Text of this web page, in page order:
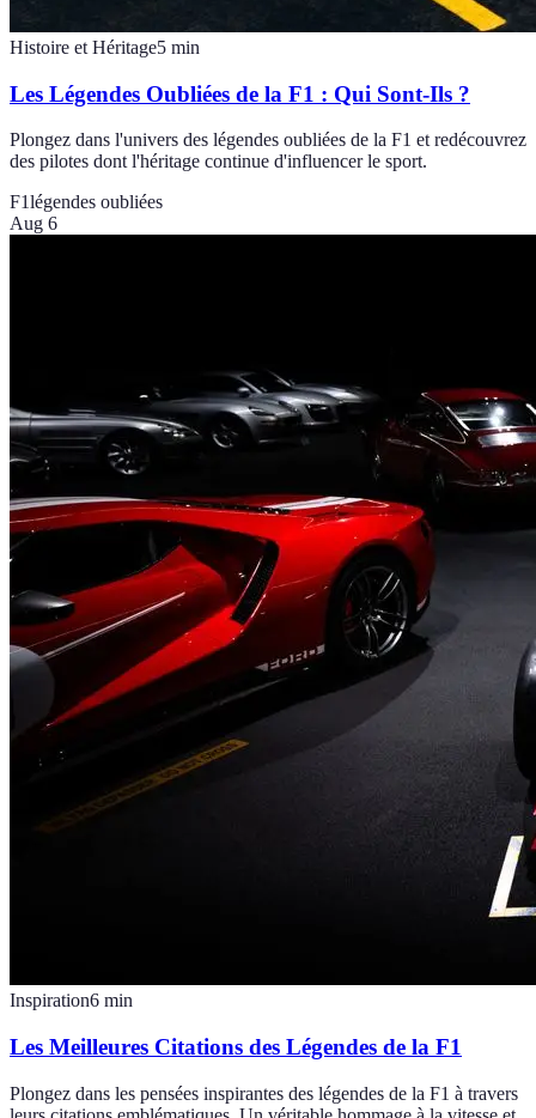
Histoire et Héritage5 min
Les Légendes Oubliées de la F1 : Qui Sont-Ils ?
Plongez dans l'univers des légendes oubliées de la F1 et redécouvrez
des pilotes dont l'héritage continue d'influencer le sport.
F1légendes oubliées
Aug 6
Inspiration6 min
Les Meilleures Citations des Légendes de la F1
Plongez dans les pensées inspirantes des légendes de la F1 à travers